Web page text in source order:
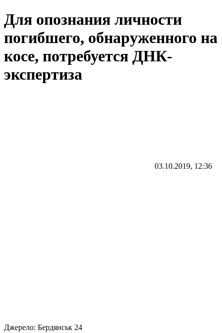
Для опознания личности
погибшего, обнаруженного на
косе, потребуется ДНК-
экспертиза
03.10.2019, 12:36
Джерело: Бердянськ 24